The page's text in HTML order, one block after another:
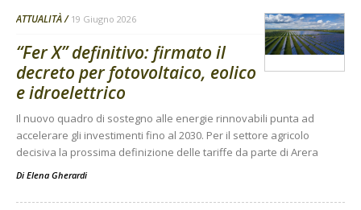
ATTUALITÀ 19 Giugno 2026
“Fer X” definitivo: firmato il
decreto per fotovoltaico, eolico
e idroelettrico
Il nuovo quadro di sostegno alle energie rinnovabili punta ad
accelerare gli investimenti fino al 2030. Per il settore agricolo
decisiva la prossima definizione delle tariffe da parte di Arera
Di Elena Gherardi